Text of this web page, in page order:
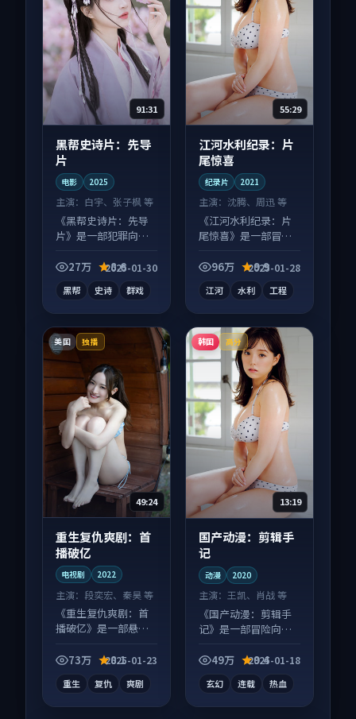
91:31
黑帮史诗片：先导
片
电影 2025
主演： 白宇、张子枫 等
《黑帮史诗片：先导
片》是一部犯罪向电
观看，细节更丰富。
27万 8.6
2025-01-30
黑帮 史诗 群戏
55:29
江河水利纪录：片
尾惊喜
纪录片 2021
主演： 沈腾、周迅 等
《江河水利纪录：片
尾惊喜》是一部冒险
关系层层推进，尾声
96万 9.9
2025-01-28
江河 水利 工程
美国 独播
49:24
重生复仇爽剧：首
播破亿
电视剧 2022
主演： 段奕宏、秦昊 等
《重生复仇爽剧：首
播破亿》是一部悬疑
持续发酵，适合周末
73万 8.1
2025-01-23
重生 复仇 爽剧
韩国 高分
13:19
国产动漫：剪辑手
记
动漫 2020
主演： 王凯、肖战 等
《国产动漫：剪辑手
记》是一部冒险向动
观看，细节更丰富。
49万 9.4
2025-01-18
玄幻 连载 热血